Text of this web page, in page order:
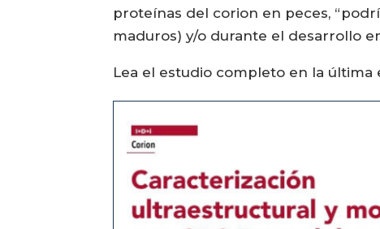
proteínas del corion en peces,
maduros) y/o durante el desarrollo
Lea el estudio completo en la